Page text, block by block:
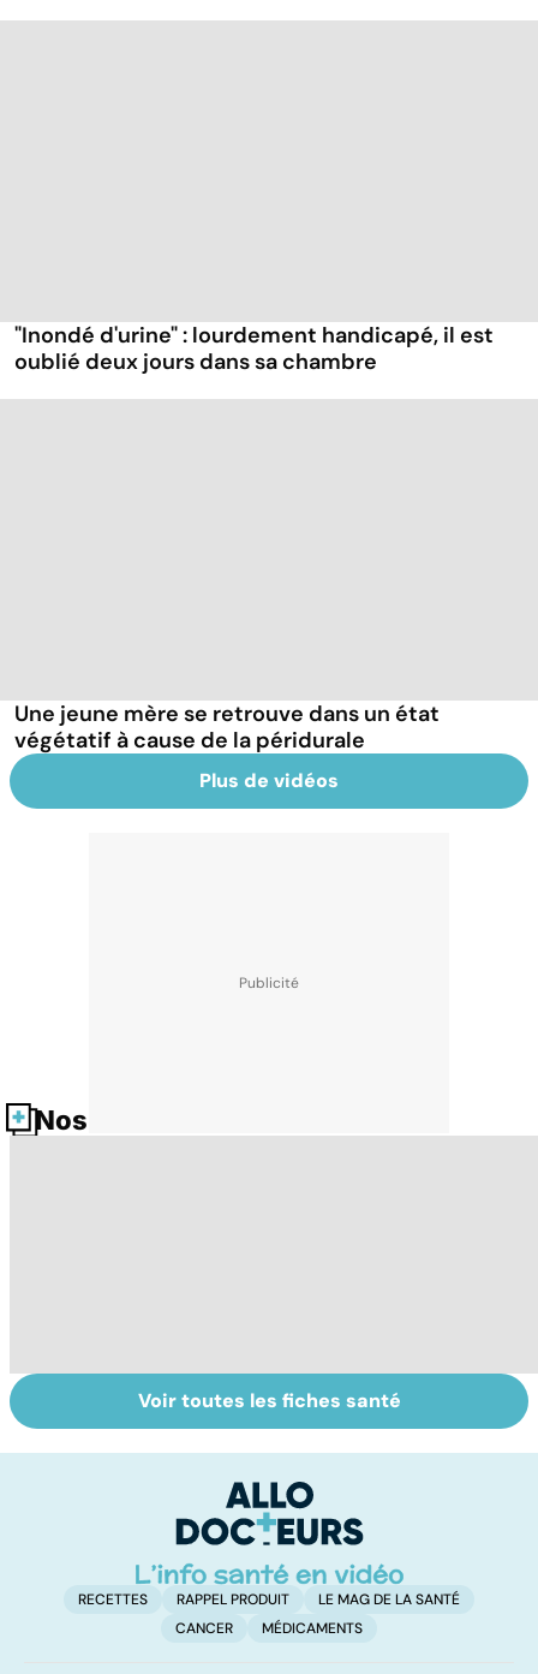
"Inondé d'urine" : lourdement handicapé, il est
oublié deux jours dans sa chambre
Une jeune mère se retrouve dans un état
végétatif à cause de la péridurale
Plus de vidéos
Nos fiches santé
Comment
maîtriser le
Accident
vasculaire
également
touché
Voir toutes les fiches santé
RECETTES RAPPEL PRODUIT
LE MAG DE LA SANTÉ
CANCER
MÉDICAMENTS